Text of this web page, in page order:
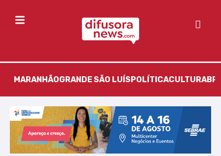
MARANHÃOGRANDE SÃO LUÍS POLÍTICACULTURA